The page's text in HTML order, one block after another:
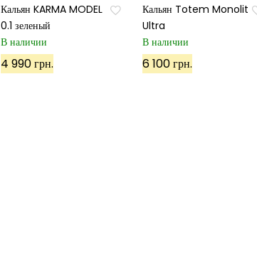
Кальян KARMA MODEL
0.1 зеленый
В наличии
4 990 грн.
Кальян Totem Monolit
Ultra
В наличии
6 100 грн.
Подписаться